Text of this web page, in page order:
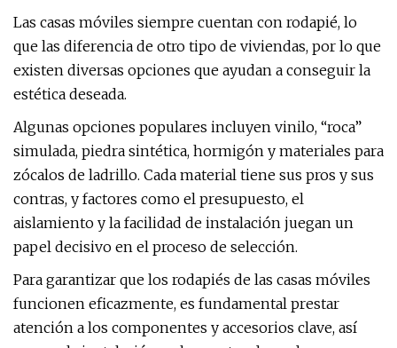
Las casas móviles siempre cuentan con rodapié, lo
que las diferencia de otro tipo de viviendas, por lo que
existen diversas opciones que ayudan a conseguir la
estética deseada.
Algunas opciones populares incluyen vinilo, “roca”
simulada, piedra sintética, hormigón y materiales para
zócalos de ladrillo. Cada material tiene sus pros y sus
contras, y factores como el presupuesto, el
aislamiento y la facilidad de instalación juegan un
papel decisivo en el proceso de selección.
Para garantizar que los rodapiés de las casas móviles
funcionen eficazmente, es fundamental prestar
atención a los componentes y accesorios clave, así